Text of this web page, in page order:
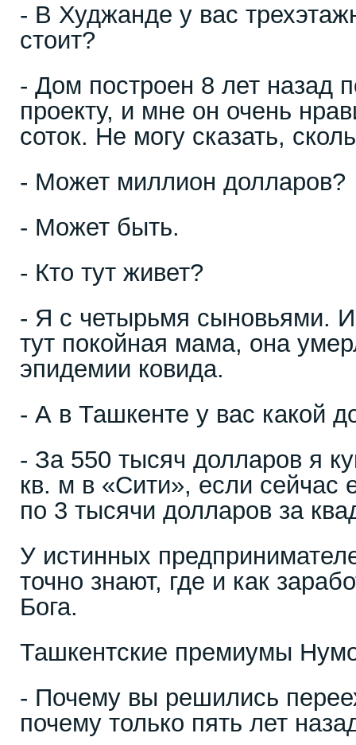
- В Худжанде у вас
стоит?
- Дом построен 8 лет назад
проекту, и мне он очень
соток. Не могу сказать,
- Может миллион долларов?
- Может быть.
- Кто тут живет?
- Я с четырьмя сыновьями.
тут покойная мама, она
эпидемии ковида.
- А в Ташкенте у вас какой
- За 550 тысяч долларов я
кв. м в «Сити», если сейчас
по 3 тысячи долларов за
У истинных
точно знают, где и как
Бога.
Ташкентские премиумы
- Почему вы решились
почему только пять лет